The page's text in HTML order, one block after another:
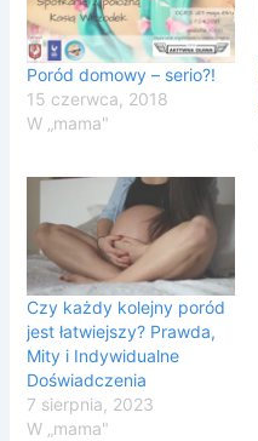
Poród domowy – serio?!
15 czerwca, 2018
W „mama"
Czy każdy kolejny poród
jest łatwiejszy? Prawda,
Mity i Indywidualne
Doświadczenia
7 sierpnia, 2023
W „mama"